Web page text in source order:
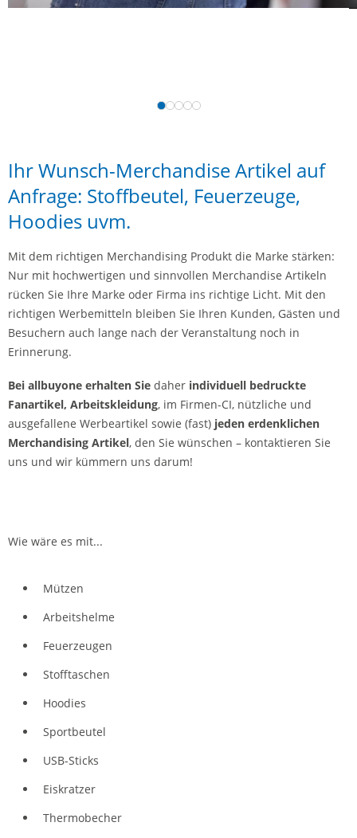
Ihr Wunsch-Merchandise Artikel auf
Anfrage: Stoffbeutel, Feuerzeuge,
Hoodies uvm.
Mit dem richtigen Merchandising Produkt die Marke stärken:
Nur mit hochwertigen und sinnvollen Merchandise Artikeln
rücken Sie Ihre Marke oder Firma ins richtige Licht. Mit den
richtigen Werbemitteln bleiben Sie Ihren Kunden, Gästen und
Besuchern auch lange nach der Veranstaltung noch in
Erinnerung.
Bei allbuyone erhalten Sie daher individuell bedruckte
Fanartikel, Arbeitskleidung, im Firmen-CI, nützliche und
ausgefallene Werbeartikel sowie (fast) jeden erdenklichen
Merchandising Artikel, den Sie wünschen – kontaktieren Sie
uns und wir kümmern uns darum!
Wie wäre es mit...
Mützen
Arbeitshelme
Feuerzeugen
Stofftaschen
Hoodies
Sportbeutel
USB-Sticks
Eiskratzer
Thermobecher